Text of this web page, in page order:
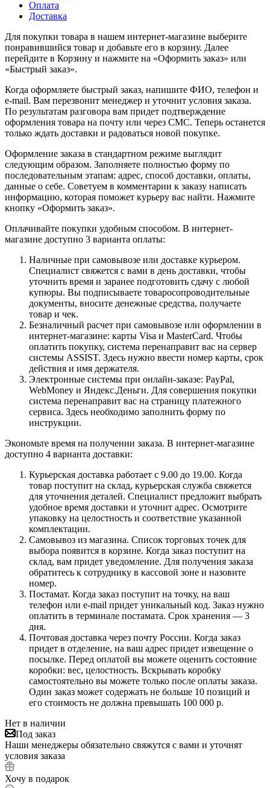
Оплата
Доставка
Для покупки товара в нашем интернет-магазине выберите
понравившийся товар и добавьте его в корзину. Далее
перейдите в Корзину и нажмите на «Оформить заказ» или
«Быстрый заказ».
Когда оформляете быстрый заказ, напишите ФИО, телефон и
e-mail. Вам перезвонит менеджер и уточнит условия заказа.
По результатам разговора вам придет подтверждение
оформления товара на почту или через СМС. Теперь останется
только ждать доставки и радоваться новой покупке.
Оформление заказа в стандартном режиме выглядит
следующим образом. Заполняете полностью форму по
последовательным этапам: адрес, способ доставки, оплаты,
данные о себе. Советуем в комментарии к заказу написать
информацию, которая поможет курьеру вас найти. Нажмите
кнопку «Оформить заказ».
Оплачивайте покупки удобным способом. В интернет-
магазине доступно 3 варианта оплаты:
Наличные при самовывозе или доставке курьером.
Специалист свяжется с вами в день доставки, чтобы
уточнить время и заранее подготовить сдачу с любой
купюры. Вы подписываете товаросопроводительные
документы, вносите денежные средства, получаете
товар и чек.
Безналичный расчет при самовывозе или оформлении в
интернет-магазине: карты Visa и MasterCard. Чтобы
оплатить покупку, система перенаправит вас на сервер
системы ASSIST. Здесь нужно ввести номер карты, срок
действия и имя держателя.
Электронные системы при онлайн-заказе: PayPal,
WebMoney и Яндекс.Деньги. Для совершения покупки
система перенаправит вас на страницу платежного
сервиса. Здесь необходимо заполнить форму по
инструкции.
Экономьте время на получении заказа. В интернет-магазине
доступно 4 варианта доставки:
Курьерская доставка работает с 9.00 до 19.00. Когда
товар поступит на склад, курьерская служба свяжется
для уточнения деталей. Специалист предложит выбрать
удобное время доставки и уточнит адрес. Осмотрите
упаковку на целостность и соответствие указанной
комплектации.
Самовывоз из магазина. Список торговых точек для
выбора появится в корзине. Когда заказ поступит на
склад, вам придет уведомление. Для получения заказа
обратитесь к сотруднику в кассовой зоне и назовите
номер.
Постамат. Когда заказ поступит на точку, на ваш
телефон или e-mail придет уникальный код. Заказ нужно
оплатить в терминале постамата. Срок хранения — 3
дня.
Почтовая доставка через почту России. Когда заказ
придет в отделение, на ваш адрес придет извещение о
посылке. Перед оплатой вы можете оценить состояние
коробки: вес, целостность. Вскрывать коробку
самостоятельно вы можете только после оплаты заказа.
Один заказ может содержать не больше 10 позиций и
его стоимость не должна превышать 100 000 р.
Нет в наличии
Под заказ
Наши менеджеры обязательно свяжутся с вами и уточнят
условия заказа
Хочу в подарок